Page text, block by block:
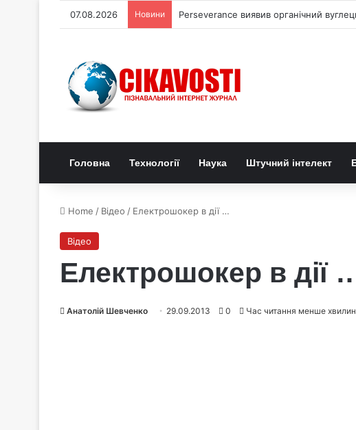
07.08.2026 Новини Perseverance виявив органічний
Головна Технології Наука Штучний інтелект
Home / Відео / Електрошокер в дії …
Відео
Електрошокер в дії
Анатолій Шевченко 29.09.2013 0 Час читання менше